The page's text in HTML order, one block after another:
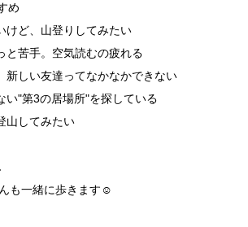
め
けど、山登りしてみたい
と苦手。空気読むの疲れる
新しい友達ってなかなかできない
い"第3の居場所"を探している
山してみたい
も一緒に歩きます☺️